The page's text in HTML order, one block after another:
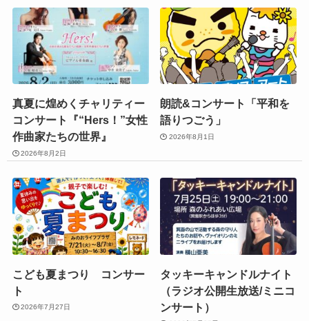
真夏に煌めくチャリティー
コンサート『“Hers！”女性
作曲家たちの世界』
2026年8月2日
朗読&コンサート「平和を
語りつごう」
2026年8月1日
こども夏まつり コンサー
ト
2026年7月27日
タッキーキャンドルナイト
（ラジオ公開生放送/ミニコ
ンサート）